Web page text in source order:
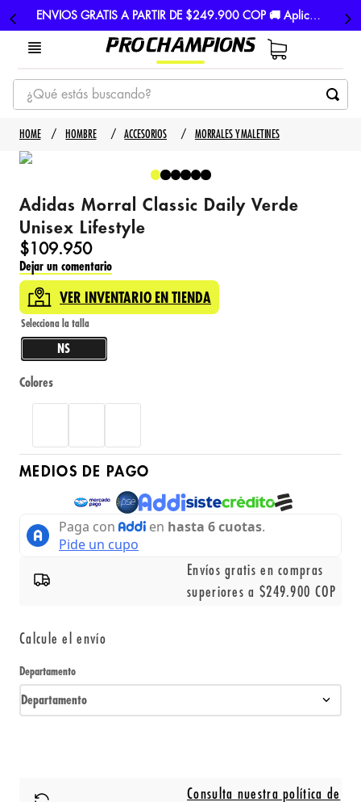
ENVIOS GRATIS A PARTIR DE $249.900 COP 🚚 Aplican TyC
¿Qué estás buscando?
TÉRMINOS MÁS BUSCADOS
1
3. nike
4 . guayos
5. gorras
HOMBRE ACCESORIOS MORRALES Y MALETINES
Adidas Morral Classic Daily Verde
Unisex Lifestyle
$109.950
Dejar un comentario
VER INVENTARIO EN TIENDA
NS
Colores
MEDIOS DE PAGO
Envíos gratis en compras
superiores a $249.900 COP
Calcule el envío
Departamento
Departamento
Consulta nuestra política de